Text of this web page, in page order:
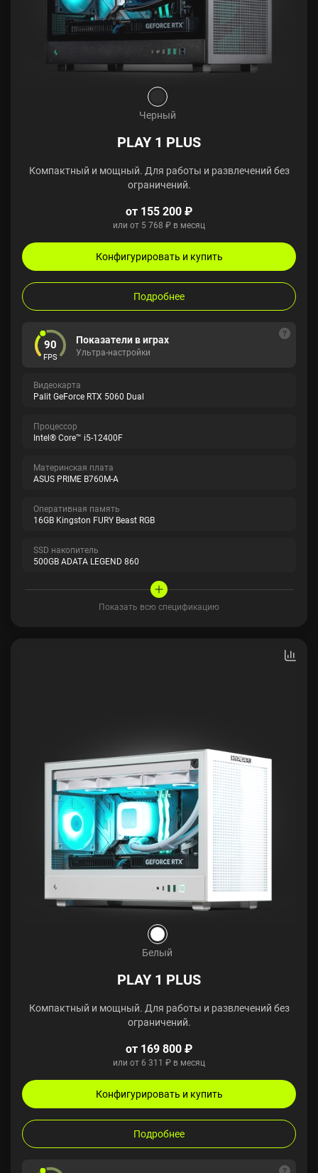
Черный
PLAY 1 PLUS
Компактный и мощный. Для работы и развлечений без
ограничений.
от 155 200 ₽
или от 5 768 ₽ в месяц
Конфигурировать и купить
Подробнее
90
FPS
Показатели в играх
Ультра-настройки
Видеокарта
Palit GeForce RTX 5060 Dual
Процессор
Intel® Core™ i5-12400F
Материнская плата
ASUS PRIME B760M-A
Оперативная память
16GB Kingston FURY Beast RGB
SSD накопитель
500GB ADATA LEGEND 860
Показать всю спецификацию
Белый
PLAY 1 PLUS
Компактный и мощный. Для работы и развлечений без
ограничений.
от 169 800 ₽
или от 6 311 ₽ в месяц
Конфигурировать и купить
Подробнее